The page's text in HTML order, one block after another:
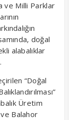
ve Milli Parklar
doğal
alabalıklar
“Doğal
Üretim
Balahor